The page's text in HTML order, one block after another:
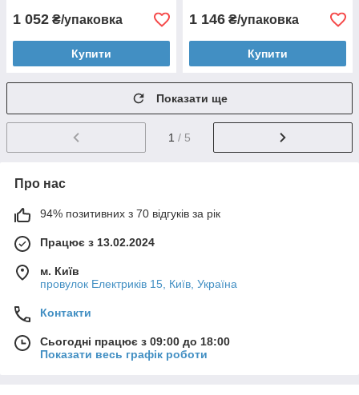
1 052 ₴/упаковка
Купити
1 146 ₴/упаковка
Купити
Показати ще
1 / 5
Про нас
94% позитивних з 70 відгуків за рік
Працює з 13.02.2024
м. Київ
провулок Електриків 15, Київ, Україна
Контакти
Сьогодні працює з 09:00 до 18:00
Показати весь графік роботи